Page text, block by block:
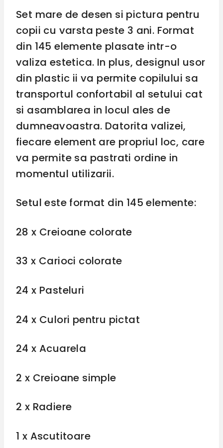
Set mare de desen si pictura pentru
copii cu varsta peste 3 ani. Format
din 145 elemente plasate intr-o
valiza estetica. In plus, designul usor
din plastic ii va permite copilului sa
transportul confortabil al setului cat
si asamblarea in locul ales de
dumneavoastra. Datorita valizei,
fiecare element are propriul loc, care
va permite sa pastrati ordine in
momentul utilizarii.
Setul este format din 145 elemente:
28 x Creioane colorate
33 x Carioci colorate
24 x Pasteluri
24 x Culori pentru pictat
24 x Acuarela
2 x Creioane simple
2 x Radiere
1 x Ascutitoare